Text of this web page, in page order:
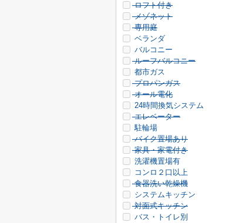
ロフト付き
メゾネット
専用庭
ベランダ
バルコニー
ルーフバルコニー
都市ガス
プロパンガス
オール電化
24時間換気システム
エレベーター
駐輪場
バイク置場あり
家具・家電付き
洗濯機置場有
コンロ２口以上
食器洗い乾燥機
システムキッチン
対面式キッチン
バス・トイレ別